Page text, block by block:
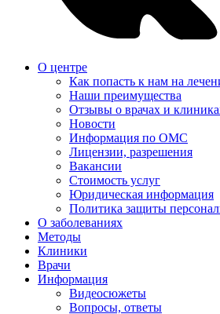
О центре
Как попасть к нам на
Наши преимущества
Отзывы о врачах и
Новости
Информация по ОМС
Лицензии, разрешения
Вакансии
Стоимость услуг
Юридическая информация
Политика защиты
О заболеваниях
Методы
Клиники
Врачи
Информация
Видеосюжеты
Вопросы, ответы